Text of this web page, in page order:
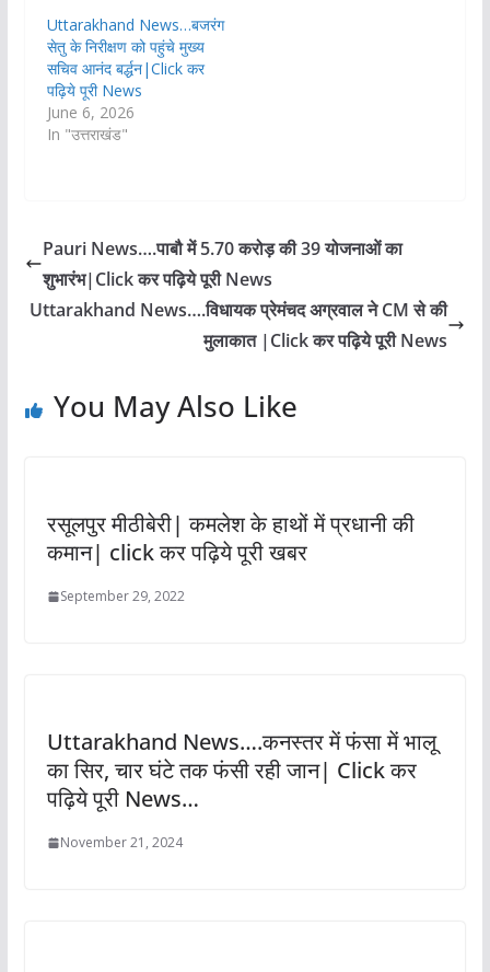
Uttarakhand News…बजरंग
सेतु के निरीक्षण को पहुंचे मुख्य
सचिव आनंद बर्द्धन|Click कर
पढ़िये पूरी News
June 6, 2026
In "उत्तराखंड"
Pauri News….पाबौ में 5.70 करोड़ की 39 योजनाओं का
शुभारंभ|Click कर पढ़िये पूरी News
Uttarakhand News….विधायक प्रेमंचद अग्रवाल ने CM से की
मुलाकात |Click कर पढ़िये पूरी News
You May Also Like
रसूलपुर मीठीबेरी| कमलेश के हाथों में प्रधानी की
कमान| click कर पढ़िये पूरी खबर
September 29, 2022
Uttarakhand News….कनस्तर में फंसा में भालू
का सिर, चार घंटे तक फंसी रही जान| Click कर
पढ़िये पूरी News…
November 21, 2024